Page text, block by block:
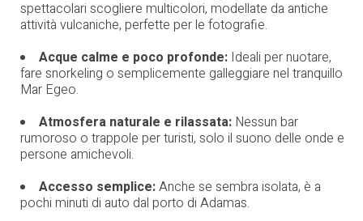
spettacolari scogliere multicolori, modellate da antiche
attività vulcaniche, perfette per le fotografie.
Acque calme e poco profonde: Ideali per nuotare,
fare snorkeling o semplicemente galleggiare nel tranquillo
Mar Egeo.
Atmosfera naturale e rilassata: Nessun bar
rumoroso o trappole per turisti, solo il suono delle onde e
persone amichevoli.
Accesso semplice:Anche se sembra isolata, è a
pochi minuti di auto dal porto di Adamas.